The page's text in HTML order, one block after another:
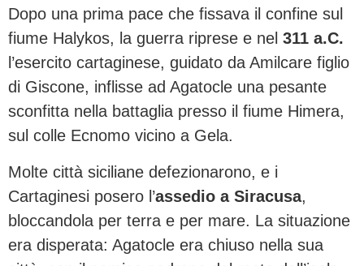
Dopo una prima pace che fissava il confine sul
fiume Halykos, la guerra riprese e nel 311 a.C.
l’esercito cartaginese, guidato da Amilcare figlio
di Giscone, inflisse ad Agatocle una pesante
sconfitta nella battaglia presso il fiume Himera,
sul colle Ecnomo vicino a Gela.
Molte città siciliane defezionarono, e i
Cartaginesi posero l’assedio a Siracusa,
bloccandola per terra e per mare. La situazione
era disperata: Agatocle era chiuso nella sua